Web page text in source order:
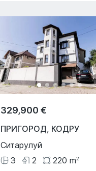
329,900 €
ПРИГОРОД, КОДРУ
Ситарулуй
3
2 220 m2